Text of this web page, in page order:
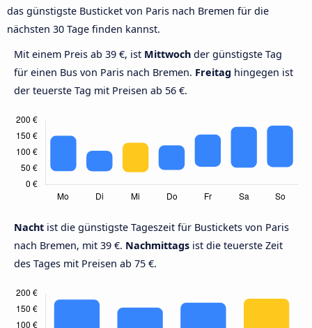
das günstigste Busticket von Paris nach Bremen für die
nächsten 30 Tage finden kannst.
Mit einem Preis ab 39 €, ist Mittwoch der günstigste Tag
für einen Bus von Paris nach Bremen. Freitag hingegen ist
der teuerste Tag mit Preisen ab 56 €.
Nacht ist die günstigste Tageszeit für Bustickets von Paris
nach Bremen, mit 39 €. Nachmittags ist die teuerste Zeit
des Tages mit Preisen ab 75 €.